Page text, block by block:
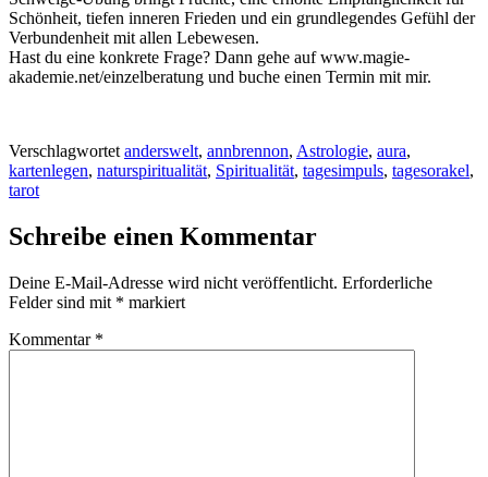
Schönheit, tiefen inneren Frieden und ein grundlegendes Gefühl der
Verbundenheit mit allen Lebewesen.
Hast du eine konkrete Frage? Dann gehe auf www.magie-
akademie.net/einzelberatung und buche einen Termin mit mir.
Verschlagwortet anderswelt, annbrennon, Astrologie, aura,
kartenlegen, naturspiritualität, Spiritualität, tagesimpuls, tagesorakel,
tarot
Schreibe einen Kommentar
Deine E-Mail-Adresse wird nicht veröffentlicht. Erforderliche
Felder sind mit * markiert
Kommentar *